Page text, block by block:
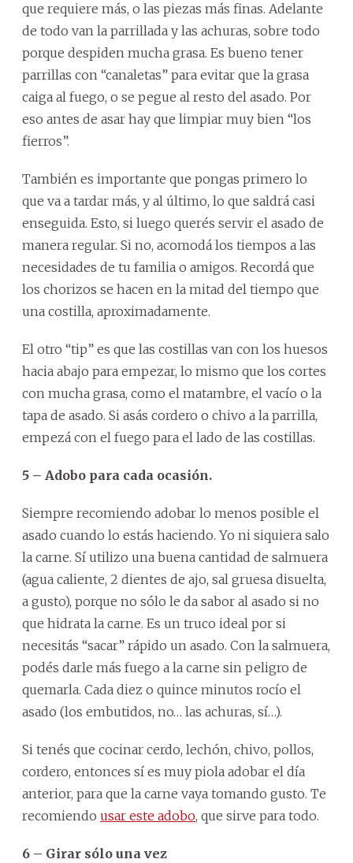
que requiere más, o las piezas más finas. Adelante
de todo van la parrillada y las achuras, sobre todo
porque despiden mucha grasa. Es bueno tener
parrillas con “canaletas” para evitar que la grasa
caiga al fuego, o se pegue al resto del asado. Por
eso antes de asar hay que limpiar muy bien “los
fierros”.
También es importante que pongas primero lo
que va a tardar más, y al último, lo que saldrá casi
enseguida. Esto, si luego querés servir el asado de
manera regular. Si no, acomodá los tiempos a las
necesidades de tu familia o amigos. Recordá que
los chorizos se hacen en la mitad del tiempo que
una costilla, aproximadamente.
El otro “tip” es que las costillas van con los huesos
hacia abajo para empezar, lo mismo que los cortes
con mucha grasa, como el matambre, el vacío o la
tapa de asado. Si asás cordero o chivo a la parrilla,
empezá con el fuego para el lado de las costillas.
5 – Adobo para cada ocasión.
Siempre recomiendo adobar lo menos posible el
asado cuando lo estás haciendo. Yo ni siquiera salo
la carne. Sí utilizo una buena cantidad de salmuera
(agua caliente, 2 dientes de ajo, sal gruesa disuelta,
a gusto), porque no sólo le da sabor al asado si no
que hidrata la carne. Es un truco ideal por si
necesitás “sacar” rápido un asado. Con la salmuera,
podés darle más fuego a la carne sin peligro de
quemarla. Cada diez o quince minutos rocío el
asado (los embutidos, no… las achuras, sí…).
Si tenés que cocinar cerdo, lechón, chivo, pollos,
cordero, entonces sí es muy piola adobar el día
anterior, para que la carne vaya tomando gusto. Te
recomiendo usar este adobo, que sirve para todo.
6 – Girar sólo una vez